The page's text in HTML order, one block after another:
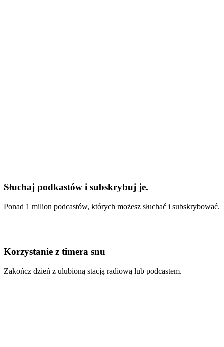
Słuchaj podkastów i subskrybuj je.
Ponad 1 milion podcastów, których możesz słuchać i subskrybować.
Korzystanie z timera snu
Zakończ dzień z ulubioną stacją radiową lub podcastem.